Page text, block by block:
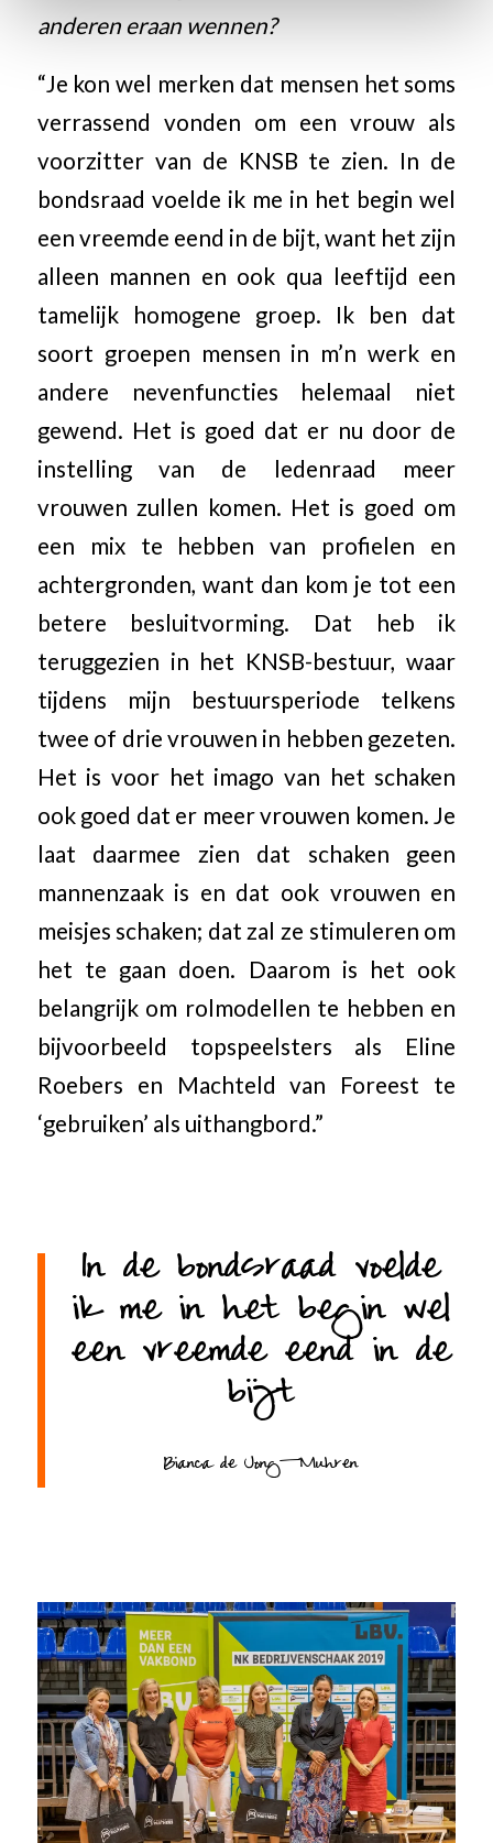
anderen eraan wennen?
“Je kon wel merken dat mensen het soms
verrassend vonden om een vrouw als
voorzitter van de KNSB te zien. In de
bondsraad voelde ik me in het begin wel
een vreemde eend in de bijt, want het zijn
alleen mannen en ook qua leeftijd een
tamelijk homogene groep. Ik ben dat
soort groepen mensen in m’n werk en
andere nevenfuncties helemaal niet
gewend. Het is goed dat er nu door de
instelling van de ledenraad meer
vrouwen zullen komen. Het is goed om
een mix te hebben van profielen en
achtergronden, want dan kom je tot een
betere besluitvorming. Dat heb ik
teruggezien in het KNSB-bestuur, waar
tijdens mijn bestuursperiode telkens
twee of drie vrouwen in hebben gezeten.
Het is voor het imago van het schaken
ook goed dat er meer vrouwen komen. Je
laat daarmee zien dat schaken geen
mannenzaak is en dat ook vrouwen en
meisjes schaken; dat zal ze stimuleren om
het te gaan doen. Daarom is het ook
belangrijk om rolmodellen te hebben en
bijvoorbeeld topspeelsters als Eline
Roebers en Machteld van Foreest te
‘gebruiken’ als uithangbord.”
In de bondsraad voelde
ik me in het begin wel
een vreemde eend in de
bijt
Bianca de Jong-Muhren